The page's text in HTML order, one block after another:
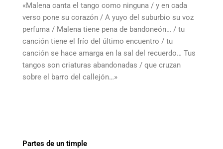
«Malena canta el tango como ninguna / y en cada
verso pone su corazón / A yuyo del suburbio su voz
perfuma / Malena tiene pena de bandoneón… / tu
canción tiene el frío del último encuentro / tu
canción se hace amarga en la sal del recuerdo… Tus
tangos son criaturas abandonadas / que cruzan
sobre el barro del callejón…»
Partes de un timple